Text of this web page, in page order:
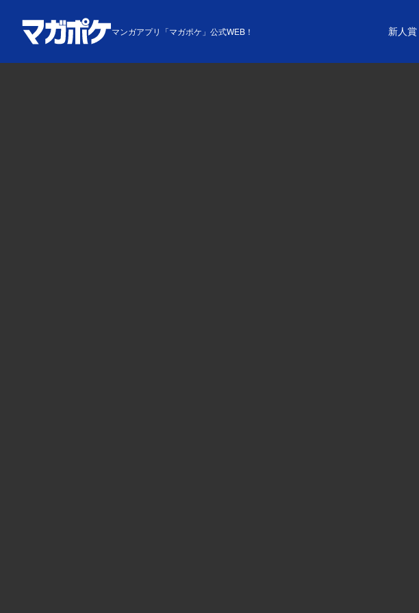
マンガアプリ「マガポケ」公式WEB！ 新人賞